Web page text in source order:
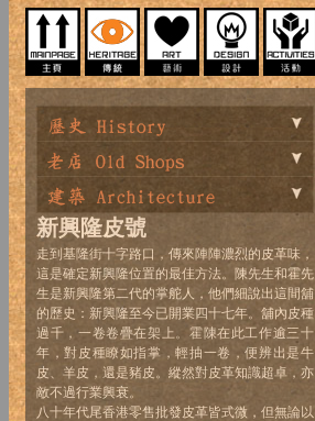
新興隆皮號
走到基隆街十字路口，傳來陣陣濃烈的皮革味，
這是確定新興隆位置的最佳方法。陳先生和霍先
生是新興隆第二代的掌舵人，他們細說出這間舖
的歷史：新興隆至今已開業四十七年。舖內皮種
過千，一卷卷疊在架上。霍陳在此工作逾三十
年，對皮種瞭如指掌，輕抽一卷，便辨出是牛
皮、羊皮，還是豬皮。縱然對皮革知識超卓，亦
敵不過行業興衰。
八十年代尾香港零售批發皮革皆式微，但無論以